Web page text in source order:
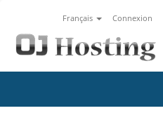
Français Connexion